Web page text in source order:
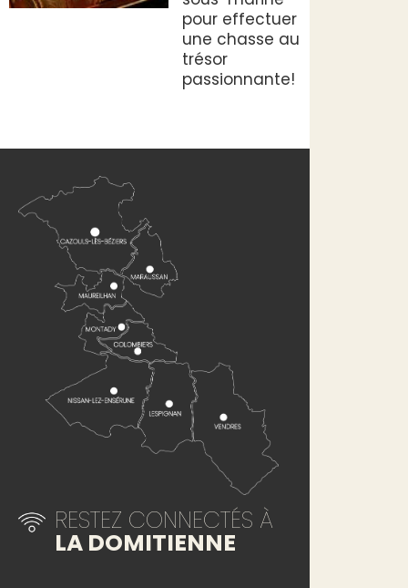
pour effectuer
une chasse au
trésor
passionnante!
RESTEZ CONNECTÉS À
LA DOMITIENNE